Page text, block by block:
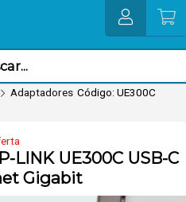
Adaptadores Código: UE300C
LINK UE300C USB-C
Gigabit